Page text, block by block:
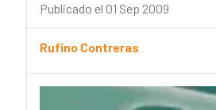
Publicado el 01 Sep 2009
Rufino Contreras